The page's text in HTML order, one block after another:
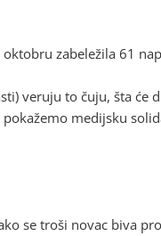
zabeležila 61
veruju to čuju, šta će
medijsku
se troši novac biva